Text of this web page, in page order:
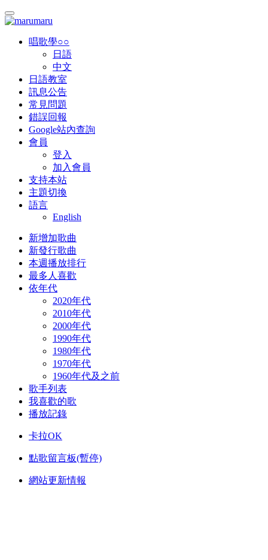
唱歌學○○
日語
中文
日語教室
訊息公告
常見問題
錯誤回報
Google站內查詢
會員
登入
加入會員
支持本站
主題切換
語言
English
新增加歌曲
新發行歌曲
本週播放排行
最多人喜歡
依年代
2020年代
2010年代
2000年代
1990年代
1980年代
1970年代
1960年代及之前
歌手列表
我喜歡的歌
播放記錄
卡拉OK
點歌留言板(暫停)
網站更新情報